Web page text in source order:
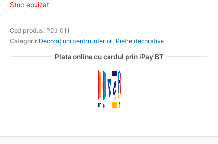
Stoc epuizat
Cod produs: PDJ_011
Categorii: Decorațiuni pentru interior Pietre decorative
Plata online cu cardul prin iPay BT